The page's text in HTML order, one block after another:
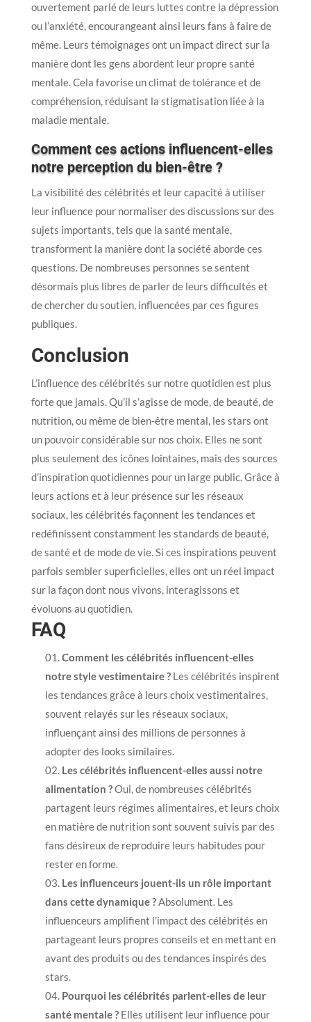
ouvertement parlé de leurs luttes contre la dépression
ou l’anxiété, encourangeant ainsi leurs fans à faire de
même. Leurs témoignages ont un impact direct sur la
manière dont les gens abordent leur propre santé
mentale. Cela favorise un climat de tolérance et de
compréhension, réduisant la stigmatisation liée à la
maladie mentale.
Comment ces actions influencent-elles
notre perception du bien-être ?
La visibilité des célébrités et leur capacité à utiliser
leur influence pour normaliser des discussions sur des
sujets importants, tels que la santé mentale,
transforment la manière dont la société aborde ces
questions. De nombreuses personnes se sentent
désormais plus libres de parler de leurs difficultés et
de chercher du soutien, influencées par ces figures
publiques.
Conclusion
L’influence des célébrités sur notre quotidien est plus
forte que jamais. Qu’il s’agisse de mode, de beauté, de
nutrition, ou même de bien-être mental, les stars ont
un pouvoir considérable sur nos choix. Elles ne sont
plus seulement des icônes lointaines, mais des sources
d’inspiration quotidiennes pour un large public. Grâce à
leurs actions et à leur présence sur les réseaux
sociaux, les célébrités façonnent les tendances et
redéfinissent constamment les standards de beauté,
de santé et de mode de vie. Si ces inspirations peuvent
parfois sembler superficielles, elles ont un réel impact
sur la façon dont nous vivons, interagissons et
évoluons au quotidien.
FAQ
Comment les célébrités influencent-elles
notre style vestimentaire ?Les célébrités inspirent
les tendances grâce à leurs choix vestimentaires,
souvent relayés sur les réseaux sociaux,
influençant ainsi des millions de personnes à
adopter des looks similaires.
Les célébrités influencent-elles aussi notre
alimentation ?Oui, de nombreuses célébrités
partagent leurs régimes alimentaires, et leurs choix
en matière de nutrition sont souvent suivis par des
fans désireux de reproduire leurs habitudes pour
rester en forme.
Les influenceurs jouent-ils un rôle important
dans cette dynamique ?Absolument. Les
influenceurs amplifient l’impact des célébrités en
partageant leurs propres conseils et en mettant en
avant des produits ou des tendances inspirés des
stars.
Pourquoi les célébrités parlent-elles de leur
santé mentale ?Elles utilisent leur influence pour